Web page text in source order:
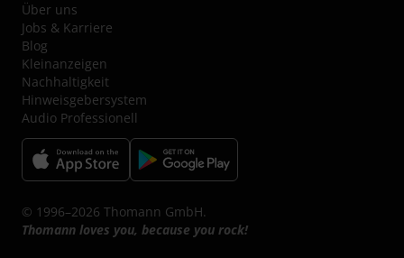
Über uns
Jobs & Karriere
Blog
Kleinanzeigen
Nachhaltigkeit
Hinweisgebersystem
Audio Professionell
© 1996–2026 Thomann GmbH.
Thomann loves you, because you rock!